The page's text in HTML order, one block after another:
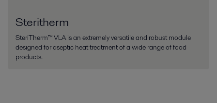
Steritherm
SteriTherm™ VLA is an extremely versatile and robust module
designed for aseptic heat treatment of a wide range of food
products.